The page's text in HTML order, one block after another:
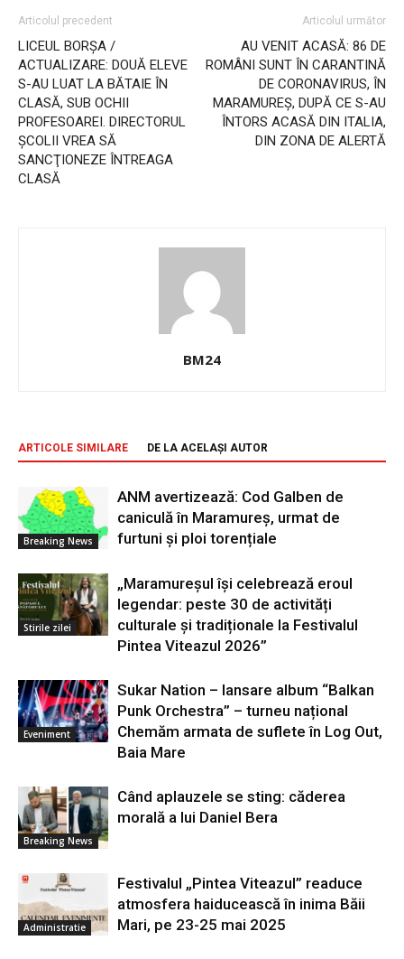
Articolul precedent
LICEUL BORŞA /
ACTUALIZARE: DOUĂ ELEVE
S-AU LUAT LA BĂTAIE ÎN
CLASĂ, SUB OCHII
PROFESOAREI. DIRECTORUL
ŞCOLII VREA SĂ
SANCŢIONEZE ÎNTREAGA
CLASĂ
Articolul următor
AU VENIT ACASĂ: 86 DE
ROMÂNI SUNT ÎN CARANTINĂ
DE CORONAVIRUS, ÎN
MARAMUREŞ, DUPĂ CE S-AU
ÎNTORS ACASĂ DIN ITALIA,
DIN ZONA DE ALERTĂ
BM24
ARTICOLE SIMILARE DE LA ACELAȘI AUTOR
Breaking News
ANM avertizează: Cod Galben de
caniculă în Maramureș, urmat de
furtuni și ploi torențiale
Stirile zilei
„Maramureșul își celebrează eroul
legendar: peste 30 de activități
culturale și tradiționale la Festivalul
Pintea Viteazul 2026”
Eveniment
Sukar Nation – lansare album “Balkan
Punk Orchestra” – turneu național
Chemăm armata de suflete în Log Out,
Baia Mare
Breaking News
Când aplauzele se sting: căderea
morală a lui Daniel Bera
Administratie
Festivalul „Pintea Viteazul” readuce
atmosfera haiducească în inima Băii
Mari, pe 23-25 mai 2025